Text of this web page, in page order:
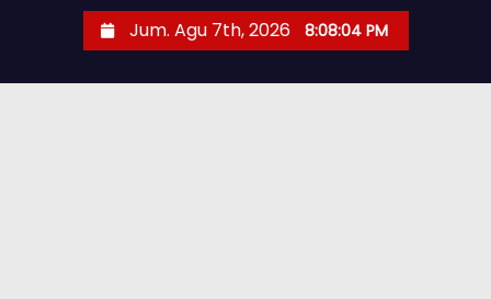
Jum. Agu 7th, 2026 8:08:05 PM